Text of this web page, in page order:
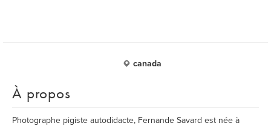
canada
À propos
Photographe pigiste autodidacte, Fernande Savard est née à